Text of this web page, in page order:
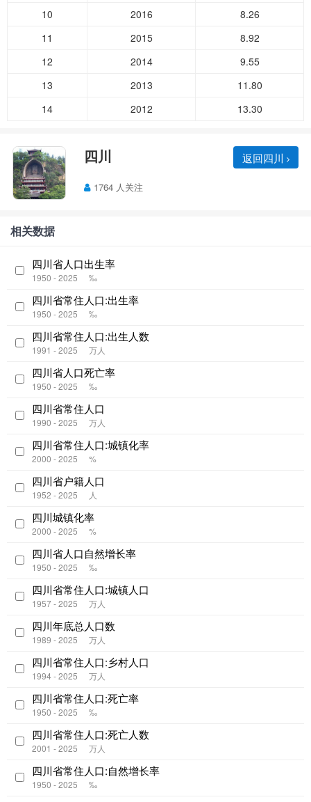
10
2016
8.26
11
2015
8.92
12
2014
9.55
13
2013
11.80
14
2012 13.30
四川 返回四川
1764 人关注
相关数据
四川省人口出生率
1950 - 2025 ‰
四川省常住人口:出生率
1950 - 2025 ‰
四川省常住人口:出生人数
1991 - 2025 万人
四川省人口死亡率
1950 - 2025 ‰
四川省常住人口
1990 - 2025 万人
四川省常住人口:城镇化率
2000 - 2025 %
四川省户籍人口
1952 - 2025 人
四川城镇化率
2000 - 2025 %
四川省人口自然增长率
1950 - 2025 ‰
四川省常住人口:城镇人口
1957 - 2025 万人
四川年底总人口数
1989 - 2025 万人
四川省常住人口:乡村人口
1994 - 2025 万人
四川省常住人口:死亡率
1950 - 2025 ‰
四川省常住人口:死亡人数
2001 - 2025 万人
四川省常住人口:自然增长率
1950 - 2025 ‰